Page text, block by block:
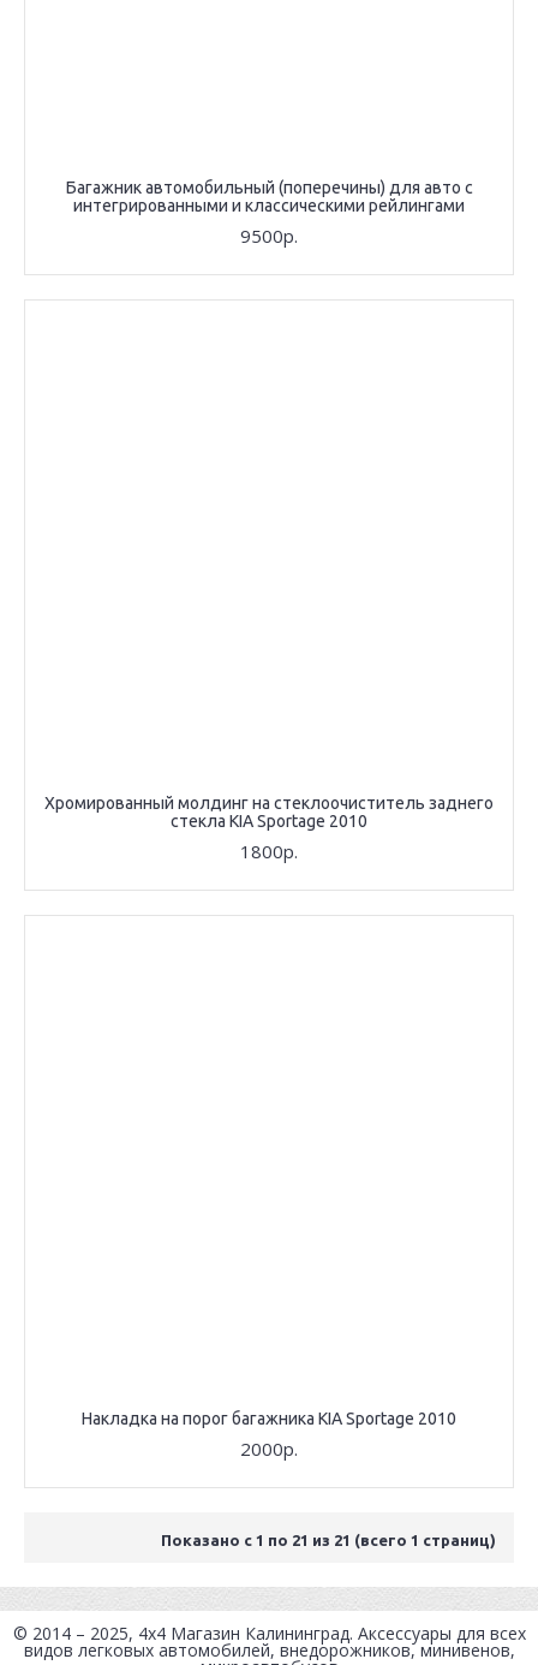
Багажник автомобильный (поперечины) для авто с
интегрированными и классическими рейлингами
9500р.
Хромированный молдинг на стеклоочиститель заднего
стекла KIA Sportage 2010
1800р.
Накладка на порог багажника KIA Sportage 2010
2000р.
Показано с 1 по 21 из 21 (всего 1 страниц)
© 2014 – 2025, 4x4 Магазин Калининград. Аксессуары для всех
видов легковых автомобилей, внедорожников, минивенов,